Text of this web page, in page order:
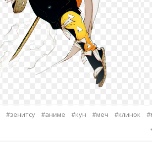
#зенитсу #аниме #кун #меч #клинок